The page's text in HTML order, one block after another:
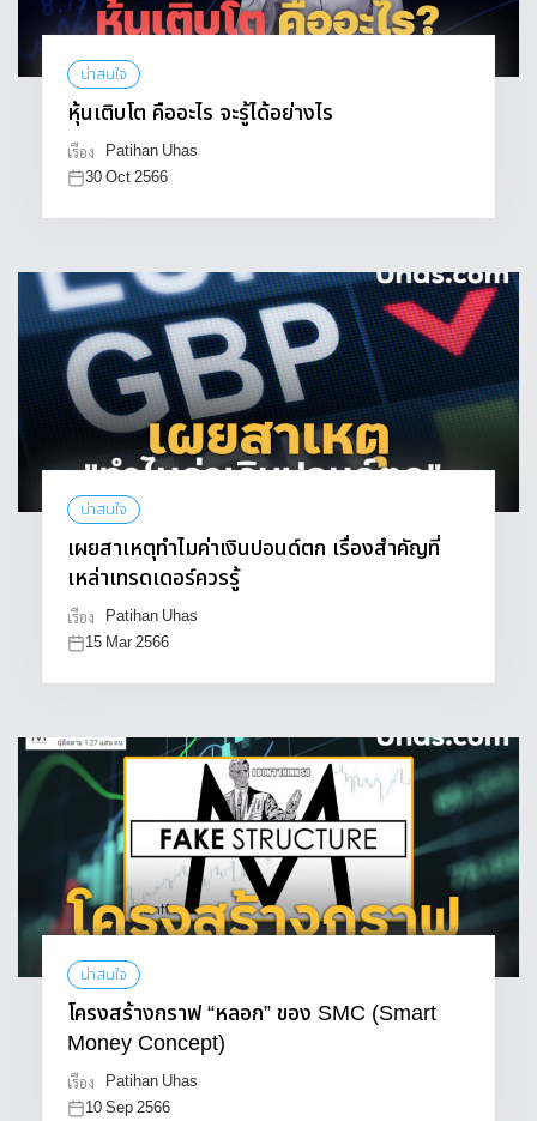
น่าสนใจ
หุ้นเติบโต คืออะไร จะรู้ได้อย่างไร
เรื่อง
Patihan Uhas
30 Oct 2566
น่าสนใจ
เผยสาเหตุทำไมค่าเงินปอนด์ตก เรื่องสำคัญที่
เหล่าเทรดเดอร์ควรรู้
เรื่อง
Patihan Uhas
15 Mar 2566
น่าสนใจ
โครงสร้างกราฟ “หลอก” ของ SMC (Smart
Money Concept)
เรื่อง
Patihan Uhas
10 Sep 2566